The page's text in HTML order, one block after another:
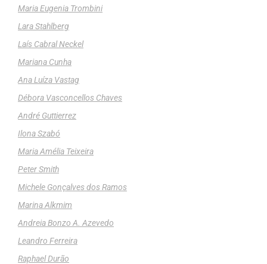
Maria Eugenia Trombini
Lara Stahlberg
Laís Cabral Neckel
Mariana Cunha
Ana Luíza Vastag
Débora Vasconcellos Chaves
André Guttierrez
Ilona Szabó
Maria Amélia Teixeira
Peter Smith
Michele Gonçalves dos Ramos
Marina Alkmim
Andreia Bonzo A. Azevedo
Leandro Ferreira
Raphael Durão